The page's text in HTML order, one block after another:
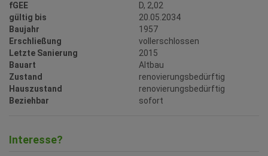
fGEE
D, 2,02
gültig bis
20.05.2034
Baujahr
1957
Erschließung
vollerschlossen
Letzte Sanierung
2015
Bauart
Altbau
Zustand
renovierungsbedürftig
Hauszustand
renovierungsbedürftig
Beziehbar
sofort
Interesse?